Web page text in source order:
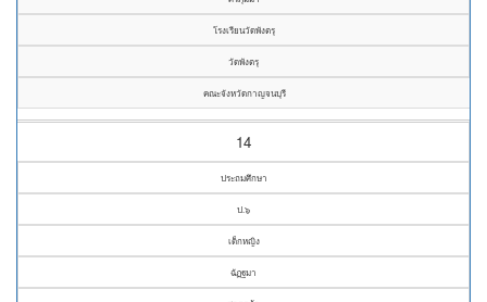
โรงเรียนวัดพังตรุ
วัดพังตรุ
คณะจังหวัดกาญจนบุรี
14
ประถมศึกษา
ป.๖
เด็กหญิง
ฉัฏฐมา